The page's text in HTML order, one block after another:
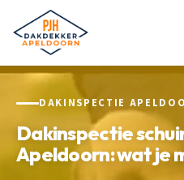
DAKINSPECTIE
Dakinspectie
Apeldoorn: wat je